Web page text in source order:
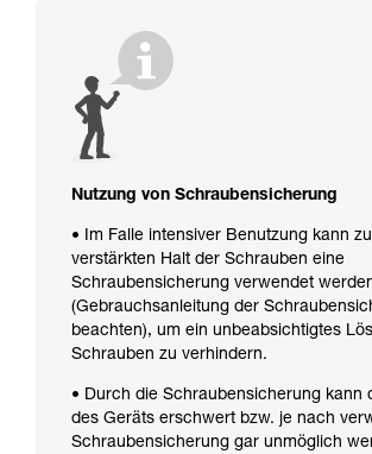
Nutzung von Schraubensicherung
• Im Falle intensiver Benutzung kann
verstärkten Halt der Schrauben eine
Schraubensicherung verwendet
(Gebrauchsanleitung der
beachten), um ein unbeabsichtigtes
Schrauben zu verhindern.
• Durch die Schraubensicherung kann
des Geräts erschwert bzw. je nach
Schraubensicherung gar unmöglich